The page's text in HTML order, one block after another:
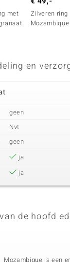
met
Zilveren ring
en
geen
Nvt
geen
ja
ja
de hoofd
Mozambique is een